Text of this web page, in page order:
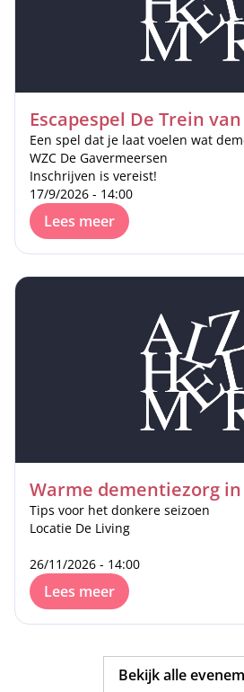
Escapespel De Trein
Een spel dat je laat voelen wat
WZC De Gavermeersen
Inschrijven is vereist!
17/9/2026 - 14:00
Lees meer
Warme dementiezorg
Tips voor het donkere seizoen
Locatie De Living
26/11/2026 - 14:00
Lees meer
Bekijk alle